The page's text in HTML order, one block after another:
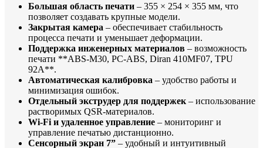
Большая область печати – 355 × 254 × 355 мм, что
позволяет создавать крупные модели.
Закрытая камера – обеспечивает стабильность
процесса печати и уменьшает деформации.
Поддержка инженерных материалов – возможность
печати **ABS-M30, PC-ABS, Diran 410MF07, TPU
92A**.
Автоматическая калибровка – удобство работы и
минимизация ошибок.
Отдельный экструдер для поддержек – использование
растворимых QSR-материалов.
Wi-Fi и удаленное управление – мониторинг и
управление печатью дистанционно.
Сенсорный экран 7” – удобный и интуитивный